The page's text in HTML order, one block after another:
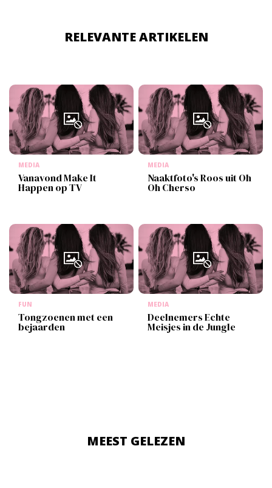
RELEVANTE ARTIKELEN
MEDIA
Vanavond Make It
Happen op TV
MEDIA
Naaktfoto's Roos uit Oh
Oh Cherso
FUN
Tongzoenen met een
bejaarden
MEDIA
Deelnemers Echte
Meisjes in de Jungle
MEEST GELEZEN